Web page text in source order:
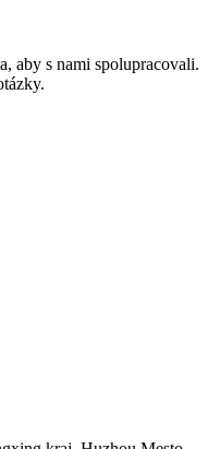
aby s nami spolupracovali.